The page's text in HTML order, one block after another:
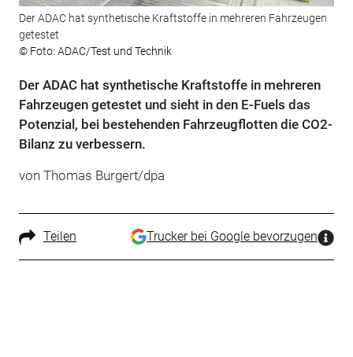
Der ADAC hat synthetische Kraftstoffe in mehreren Fahrzeugen
getestet
© Foto: ADAC/Test und Technik
Der ADAC hat synthetische Kraftstoffe in mehreren
Fahrzeugen getestet und sieht in den E-Fuels das
Potenzial, bei bestehenden Fahrzeugflotten die CO2-
Bilanz zu verbessern.
von Thomas Burgert/dpa
Teilen Trucker bei Google bevorzugen